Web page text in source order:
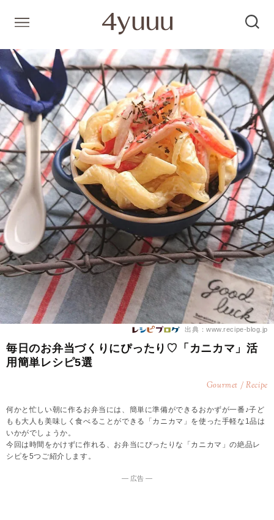
出典：www.recipe-blog.jp
毎日のお弁当づくりにぴったり♡「カニカマ」活
用簡単レシピ5選
Gourmet / Recipe
何かと忙しい朝に作るお弁当には、簡単に準備ができるおかずが一番♪子ど
もも大人も美味しく食べることができる「カニカマ」を使った手軽な1品は
いかがでしょうか。
今回は時間をかけずに作れる、お弁当にぴったりな「カニカマ」の絶品レ
シピを5つご紹介します。
― 広告 ―